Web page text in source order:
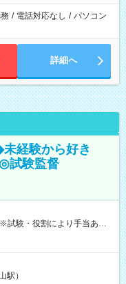
/ 電話対応なし / パソコン
詳細へ
経験から好き
試験監督
前払い）オプションあ
週間ほどで給与の一部を受け
（休憩1時間） 時給1,300円
日の役割により時給＋100
駅）